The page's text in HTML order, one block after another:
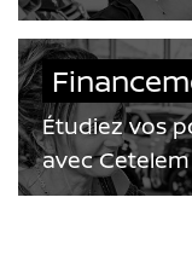
Étudiez vos
avec Cetelem